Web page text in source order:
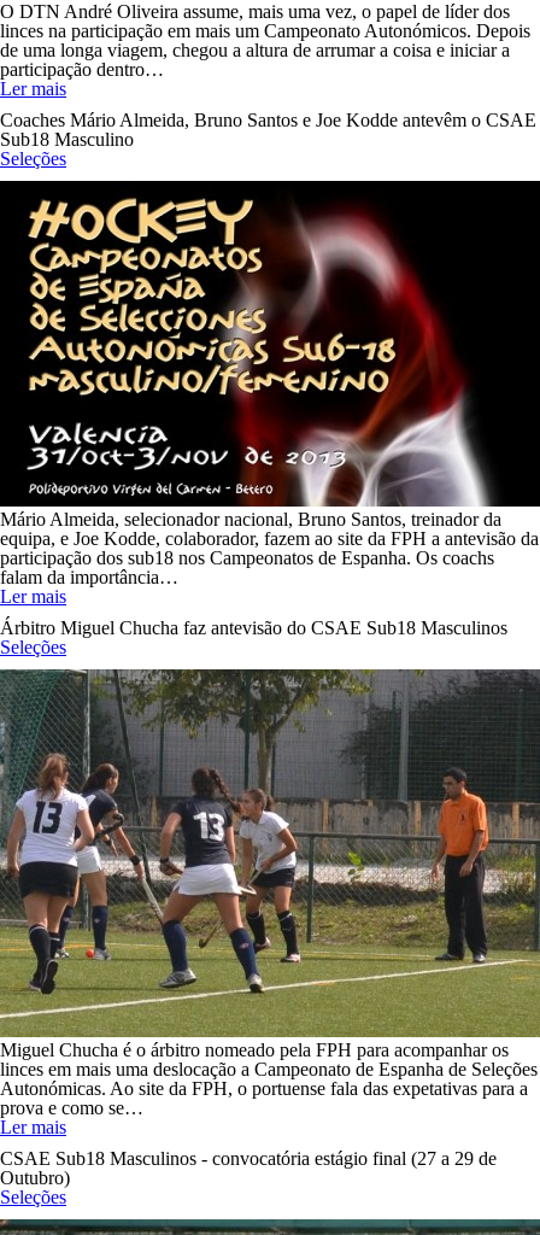
O DTN André Oliveira assume, mais uma vez, o papel de líder dos
linces na participação em mais um Campeonato Autonómicos. Depois
de uma longa viagem, chegou a altura de arrumar a coisa e iniciar a
participação dentro…
Ler mais
Coaches Mário Almeida, Bruno Santos e Joe Kodde antevêm o CSAE
Sub18 Masculino
Seleções
Mário Almeida, selecionador nacional, Bruno Santos, treinador da
equipa, e Joe Kodde, colaborador, fazem ao site da FPH a antevisão da
participação dos sub18 nos Campeonatos de Espanha. Os coachs
falam da importância…
Ler mais
Árbitro Miguel Chucha faz antevisão do CSAE Sub18 Masculinos
Seleções
Miguel Chucha é o árbitro nomeado pela FPH para acompanhar os
linces em mais uma deslocação a Campeonato de Espanha de Seleções
Autonómicas. Ao site da FPH, o portuense fala das expetativas para a
prova e como se…
Ler mais
CSAE Sub18 Masculinos - convocatória estágio final (27 a 29 de
Outubro)
Seleções